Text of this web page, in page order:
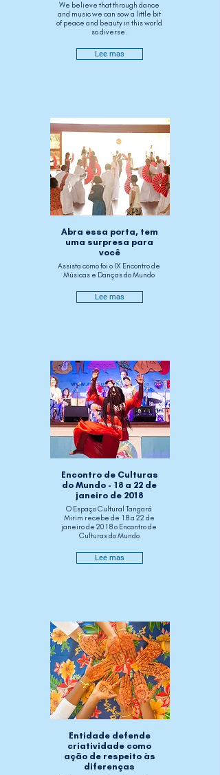
We believe that through dance
and music we can sow a little bit
of peace and beauty in this world
so diverse.
Lee mas
Abra essa porta, tem
uma surpresa para
você
Assista como foi o IX Encontro de
Músicas e Danças do Mundo
Lee mas
Encontro de Culturas
do Mundo - 18 a 22 de
janeiro de 2018
O Espaço Cultural Tangará
Mirim recebe de 18 a 22 de
janeiro de 2018 o Encontro de
Culturas do Mundo
Lee mas
Entidade defende
criatividade como
ação de respeito às
diferenças